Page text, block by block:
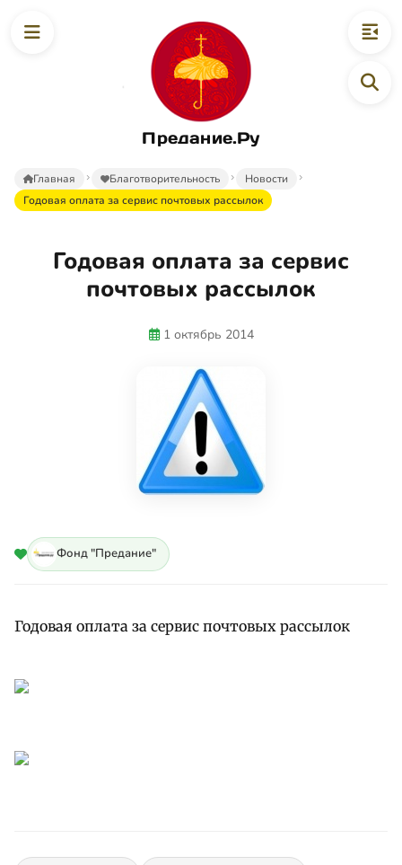
Предание.Ру
Главная Благотворительность
Новости
Годовая оплата за сервис почтовых рассылок
Годовая оплата за сервис
почтовых рассылок
1 октябрь 2014
Фонд "Предание"
Годовая оплата за сервис почтовых рассылок